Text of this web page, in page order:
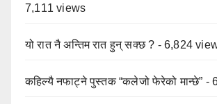
7,111 views
यो रात नै अन्तिम रात हुन् सक्छ ? - 6,824
कहिल्यै नफाट्ने पुस्तक “कलेजो फेरेको मान्छे” -